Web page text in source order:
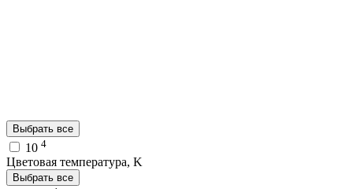
Выбрать все
10 4
Цветовая температура, K
Выбрать все